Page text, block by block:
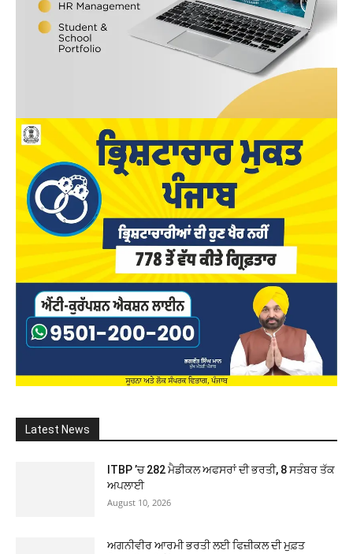
Latest News
ITBP ’ਚ 282 ਮੈਡੀਕਲ ਅਫਸਰਾਂ ਦੀ ਭਰਤੀ, 8 ਸਤੰਬਰ ਤੱਕ
ਅਪਲਾਈ
August 10, 2026
ਅਗਨੀਵੀਰ ਆਰਮੀ ਭਰਤੀ ਲਈ ਫਿਜ਼ੀਕਲ ਦੀ ਮੁਫ਼ਤ